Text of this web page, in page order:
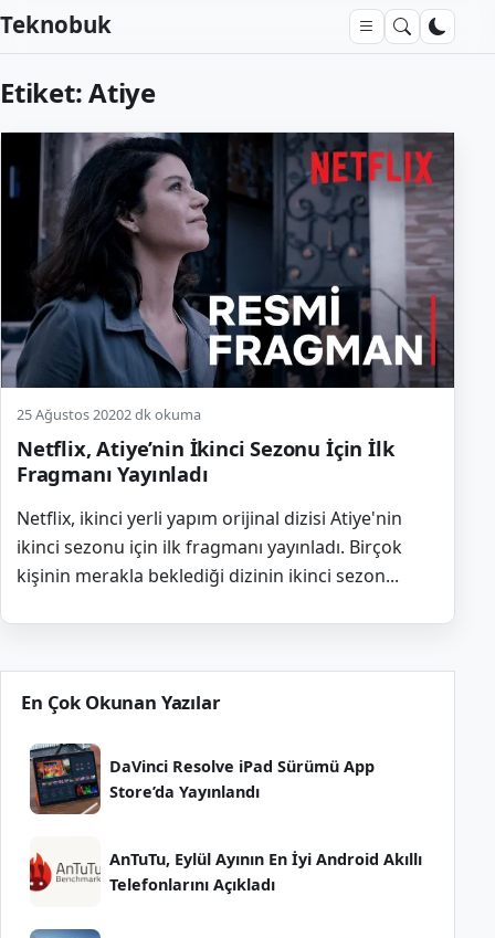
Teknobuk
Etiket:Atiye
25 Ağustos 20202 dk okuma
Netflix, Atiye’nin İkinci Sezonu İçin İlk
Fragmanı Yayınladı
Netflix, ikinci yerli yapım orijinal dizisi Atiye'nin
ikinci sezonu için ilk fragmanı yayınladı. Birçok
kişinin merakla beklediği dizinin ikinci sezon...
En Çok Okunan Yazılar
DaVinci Resolve iPad Sürümü App
Store’da Yayınlandı
AnTuTu, Eylül Ayının En İyi Android Akıllı
Telefonlarını Açıkladı